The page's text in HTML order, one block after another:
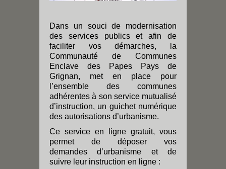
Dans un souci de modernisation
des services publics et afin de
faciliter vos démarches, la
Communauté de Communes
Enclave des Papes Pays de
Grignan, met en place pour
l’ensemble des communes
adhérentes à son service mutualisé
d’instruction, un guichet numérique
des autorisations d’urbanisme.
Ce service en ligne gratuit, vous
permet de déposer vos
demandes d’urbanisme et de
suivre leur instruction en ligne :